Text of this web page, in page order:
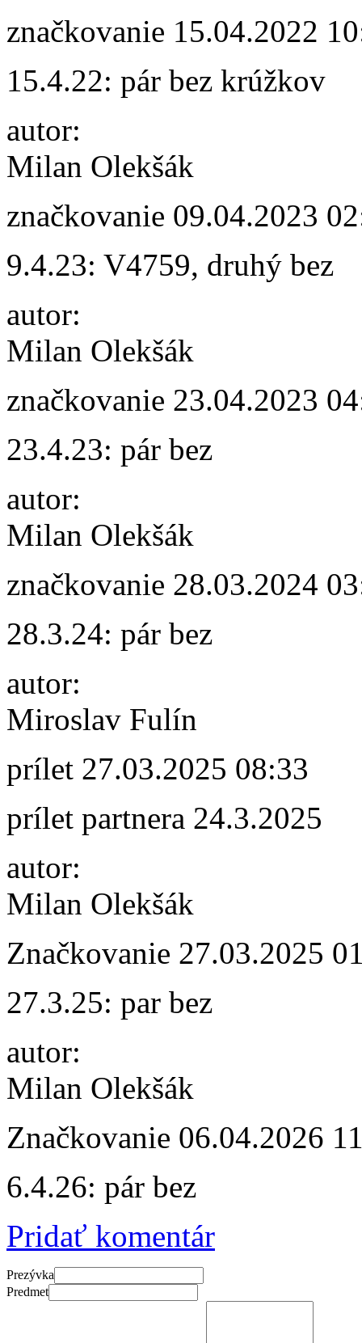
značkovanie 15.04.2022
15.4.22: pár bez krúžkov
autor:
Milan Olekšák
značkovanie 09.04.2023
9.4.23: V4759, druhý bez
autor:
Milan Olekšák
značkovanie 23.04.2023
23.4.23: pár bez
autor:
Milan Olekšák
značkovanie 28.03.2024
28.3.24: pár bez
autor:
Miroslav Fulín
prílet 27.03.2025 08:33
prílet partnera 24.3.2025
autor:
Milan Olekšák
Značkovanie 27.03.2025
27.3.25: par bez
autor:
Milan Olekšák
Značkovanie 06.04.2026
6.4.26: pár bez
Pridať komentár
Prezývka
Predmet